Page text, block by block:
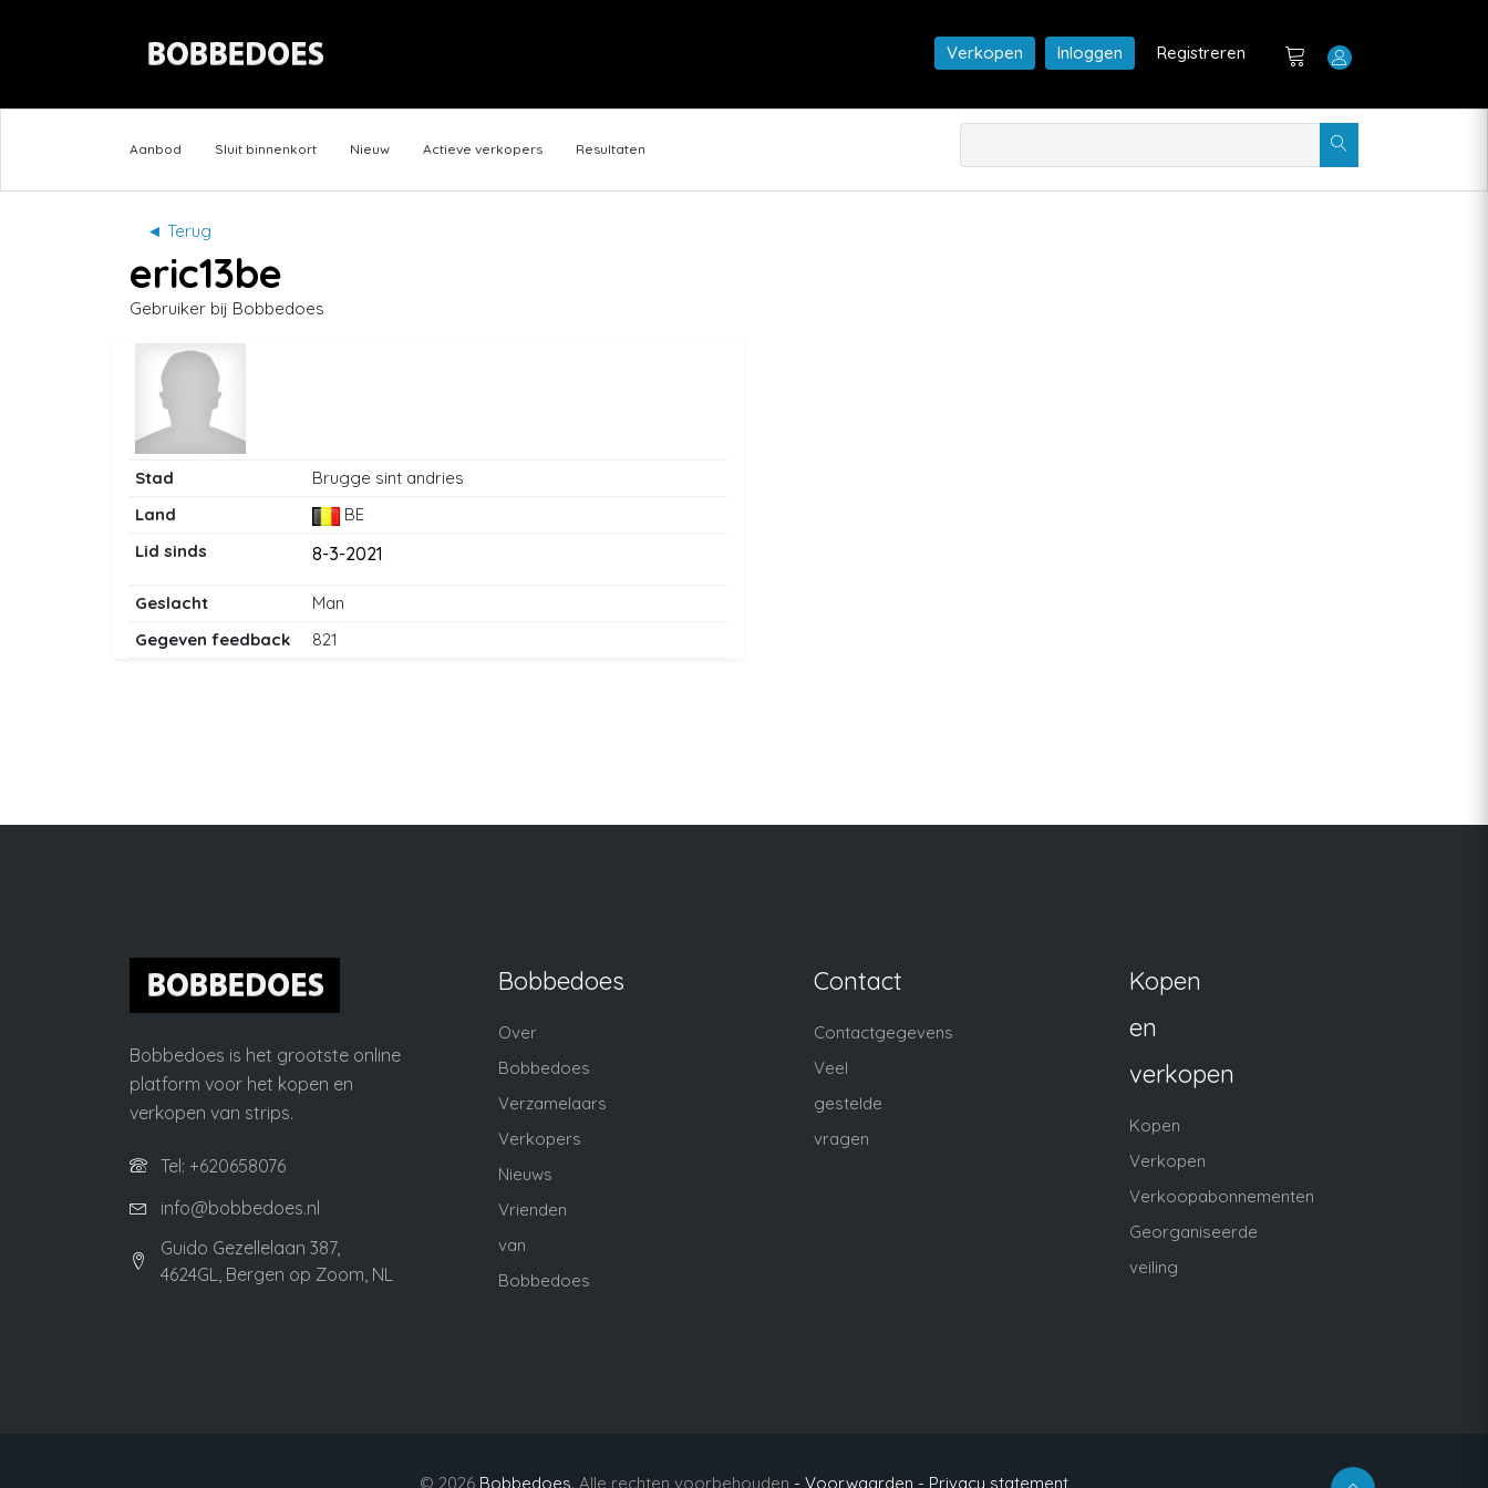
Verkopen Inloggen Registreren
Aanbod Sluit binnenkort Nieuw Actieve verkopers Resultaten
◄ Terug
eric13be
Gebruiker bij Bobbedoes
Stad
Brugge sint andries
Land
BE
Lid sinds
8-3-2021
Geslacht
Man
Gegeven feedback
821
Bobbedoes is het grootste online
platform voor het kopen en
verkopen van strips.
Tel: +620658076
info@bobbedoes.nl
Guido Gezellelaan 387,
4624GL, Bergen op Zoom, NL
Bobbedoes
Over
Bobbedoes
Verzamelaars
Verkopers
Nieuws
Vrienden
van
Bobbedoes
Contact
Contactgegevens
Veel
gestelde
vragen
Kopen
en
verkopen
Kopen
Verkopen
Verkoopabonnementen
Georganiseerde
veiling
© 2026 Bobbedoes. Alle rechten voorbehouden - Voorwaarden - Privacy statement